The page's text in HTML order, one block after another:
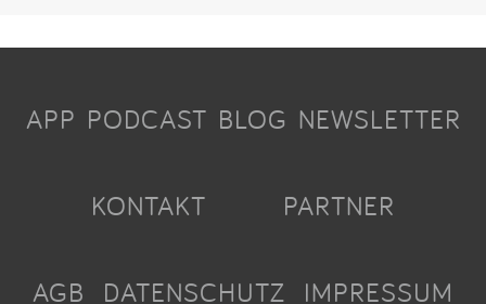
APP PODCAST BLOG NEWSLETTER
KONTAKT PARTNER
AGB DATENSCHUTZ IMPRESSUM